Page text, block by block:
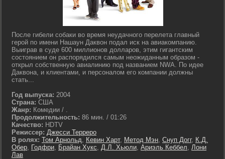
После гибели собаки во время неудачного перелета главный
герой по имени Нашаун Даквон подал иск на авиакомпанию.
Выиграв в суде 600 миллионов долларов, этим гигантским
состоянием он распорядился самым неожиданным образом -
открыл собственную авиалинию под названием NWA. По идее
Даквона, и клиентами, и персоналом его компании должны
стать...
Год выпуска: 2004
Страна: США
Жанр: Комедии / .
Продолжительность: 86 мин. / 01:26
Качество: HDTV
Режиссер: Джесси Терреро
В ролях: Том Арнольд, Кевин Харт, Метод Мэн, Снуп Догг, К.Д.
Обер, Годфри, Брайан Хукс, Д.Л. Хьюли, Ариэль Кеббел, Лони
Лав